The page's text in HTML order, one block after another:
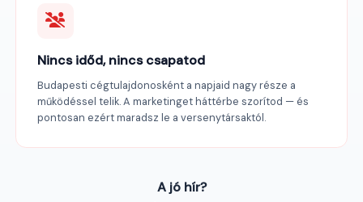
Nincs időd, nincs csapatod
Budapesti cégtulajdonosként a napjaid nagy része a
működéssel telik. A marketinget háttérbe szorítod — és
pontosan ezért maradsz le a versenytársaktól.
A jó hír?